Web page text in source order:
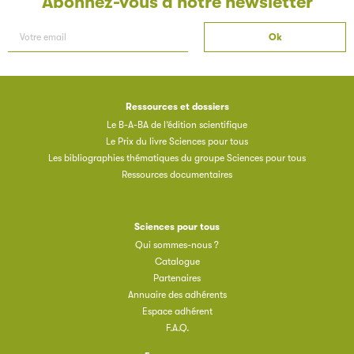
Ressources et dossiers
Le B-A-BA de l’édition scientifique
Le Prix du livre Sciences pour tous
Les bibliographies thématiques du groupe Sciences pour tous
Ressources documentaires
Sciences pour tous
Qui sommes-nous ?
Catalogue
Partenaires
Annuaire des adhérents
Espace adhérent
F.A.Q.
Les petits champions de la lecture
Le jeu de lecture à voix haute gratuit et ouvert à tous les
enfants de CM1 et de CM2.